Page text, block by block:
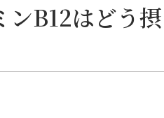
B12はどう